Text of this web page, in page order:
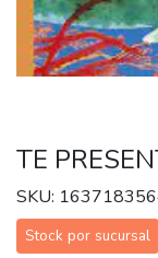
TE
SKU:
Stock por sucursal